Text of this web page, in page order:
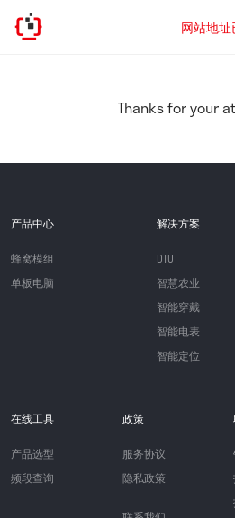
网站地
Thanks for your
产品中心
蜂窝模组
单板电脑
解决方案
DTU
智慧农业
智能穿戴
智能电表
智能定位
在线工具
产品选型
频段查询
政策
服务协议
隐私政策